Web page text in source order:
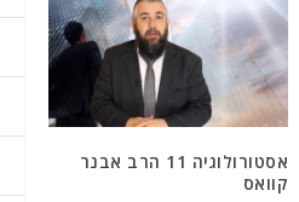
אסטורולוגיה 11 הרב אבנר
קוואס